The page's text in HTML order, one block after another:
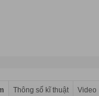
Thông số kĩ thuật Video